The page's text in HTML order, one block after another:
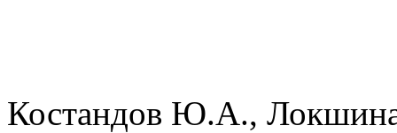
Костандов Ю.А.,